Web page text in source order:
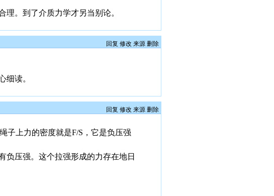
。到了介质力学才另当别论。
回复 修改 来源 删除
细读。
回复 修改 来源 删除
子上力的密度就是F/S，它是负压强
负压强。这个拉强形成的力存在地日